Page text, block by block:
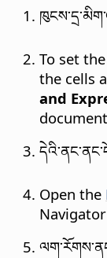
To set
the cells
and
Open the